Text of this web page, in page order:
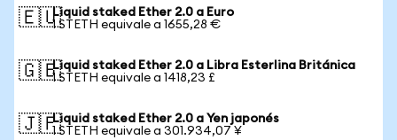
🇪🇺Liquid staked Ether 2.0 a Euro
1 STETH equivale a 1655,28 €
🇬🇧Liquid staked Ether 2.0 a Libra Esterlina Británica
1 STETH equivale a 1418,23 £
🇯🇵Liquid staked Ether 2.0 a Yen japonés
1 STETH equivale a 301.934,07 ¥